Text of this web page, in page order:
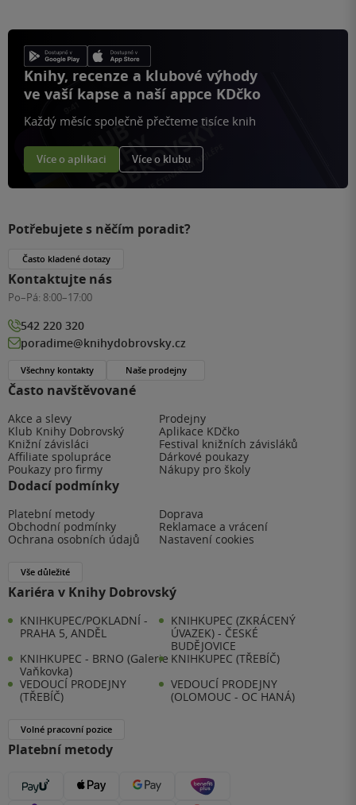
Knihy, recenze a klubové výhody
ve vaší kapse a naší appce KDčko
Každý měsíc společně přečteme tisíce knih
Více o aplikaci Více o klubu
Často navštěvované
Akce a slevy
Prodejny
Klub Knihy Dobrovský
Aplikace KDčko
Knižní závisláci
Festival knižních závisláků
Affiliate spolupráce
Dárkové poukazy
Poukazy pro firmy
Nákupy pro školy
Dodací podmínky
Platební metody
Doprava
Obchodní podmínky
Reklamace a vrácení
Ochrana osobních údajů
Nastavení cookies
Vše důležité
Kariéra v Knihy Dobrovský
KNIHKUPEC/POKLADNÍ -
PRAHA 5, ANDĚL
KNIHKUPEC (ZKRÁCENÝ
ÚVAZEK) - ČESKÉ
BUDĚJOVICE
KNIHKUPEC - BRNO (Galerie
Vaňkovka)
KNIHKUPEC (TŘEBÍČ)
VEDOUCÍ PRODEJNY
(TŘEBÍČ)
VEDOUCÍ PRODEJNY
(OLOMOUC - OC HANÁ)
Volné pracovní pozice
Platební metody
Potřebujete s něčím poradit?
Často kladené dotazy
Kontaktujte nás
Po–Pá: 8:00–17:00
542 220 320
poradime@knihydobrovsky.cz
Všechny kontakty Naše prodejny